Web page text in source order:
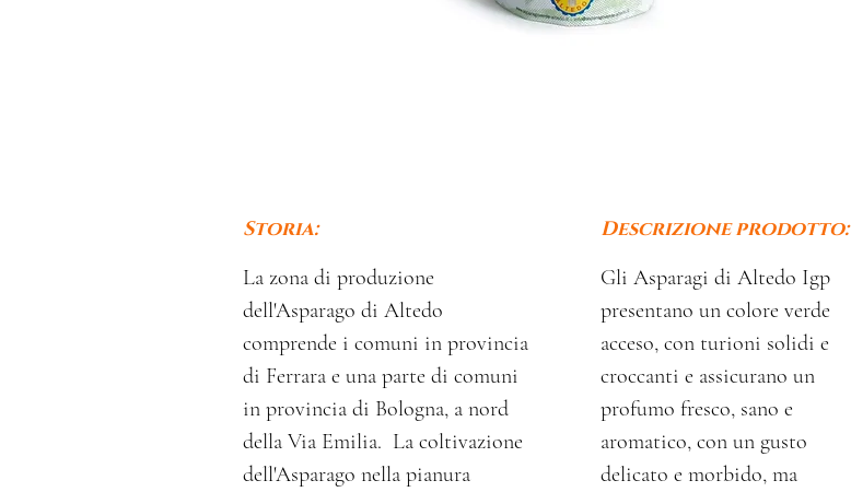
Storia:
La zona di produzione
dell'Asparago di Altedo
comprende i comuni in provincia
di Ferrara e una parte di comuni
in provincia di Bologna, a nord
della Via Emilia. La coltivazione
dell'Asparago nella pianura
Descrizione prodotto:
Gli Asparagi di Altedo Igp
presentano un colore verde
acceso, con turioni solidi e
croccanti e assicurano un
profumo fresco, sano e
aromatico, con un gusto
delicato e morbido, ma